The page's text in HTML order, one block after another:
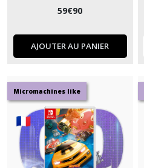
59€90
AJOUTER AU PANIER
Micromachines like